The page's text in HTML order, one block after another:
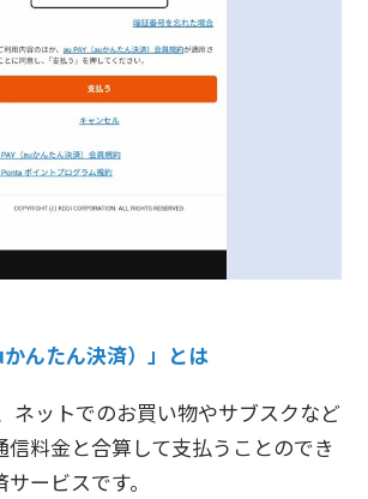
んたん決済）」とは
ネットでのお買い物やサブスクなど
信料金と合算して支払うことのでき
ービスです。